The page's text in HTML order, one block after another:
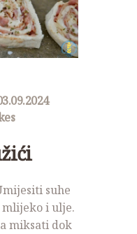
suhe
mlijeko i ulje.
miksati dok